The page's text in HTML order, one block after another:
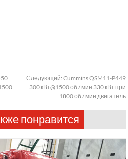
Следующий: Cummins QSM11-P449
300 кВт@1500 об / мин 330 кВт при
1800 об / мин двигатель
понравится